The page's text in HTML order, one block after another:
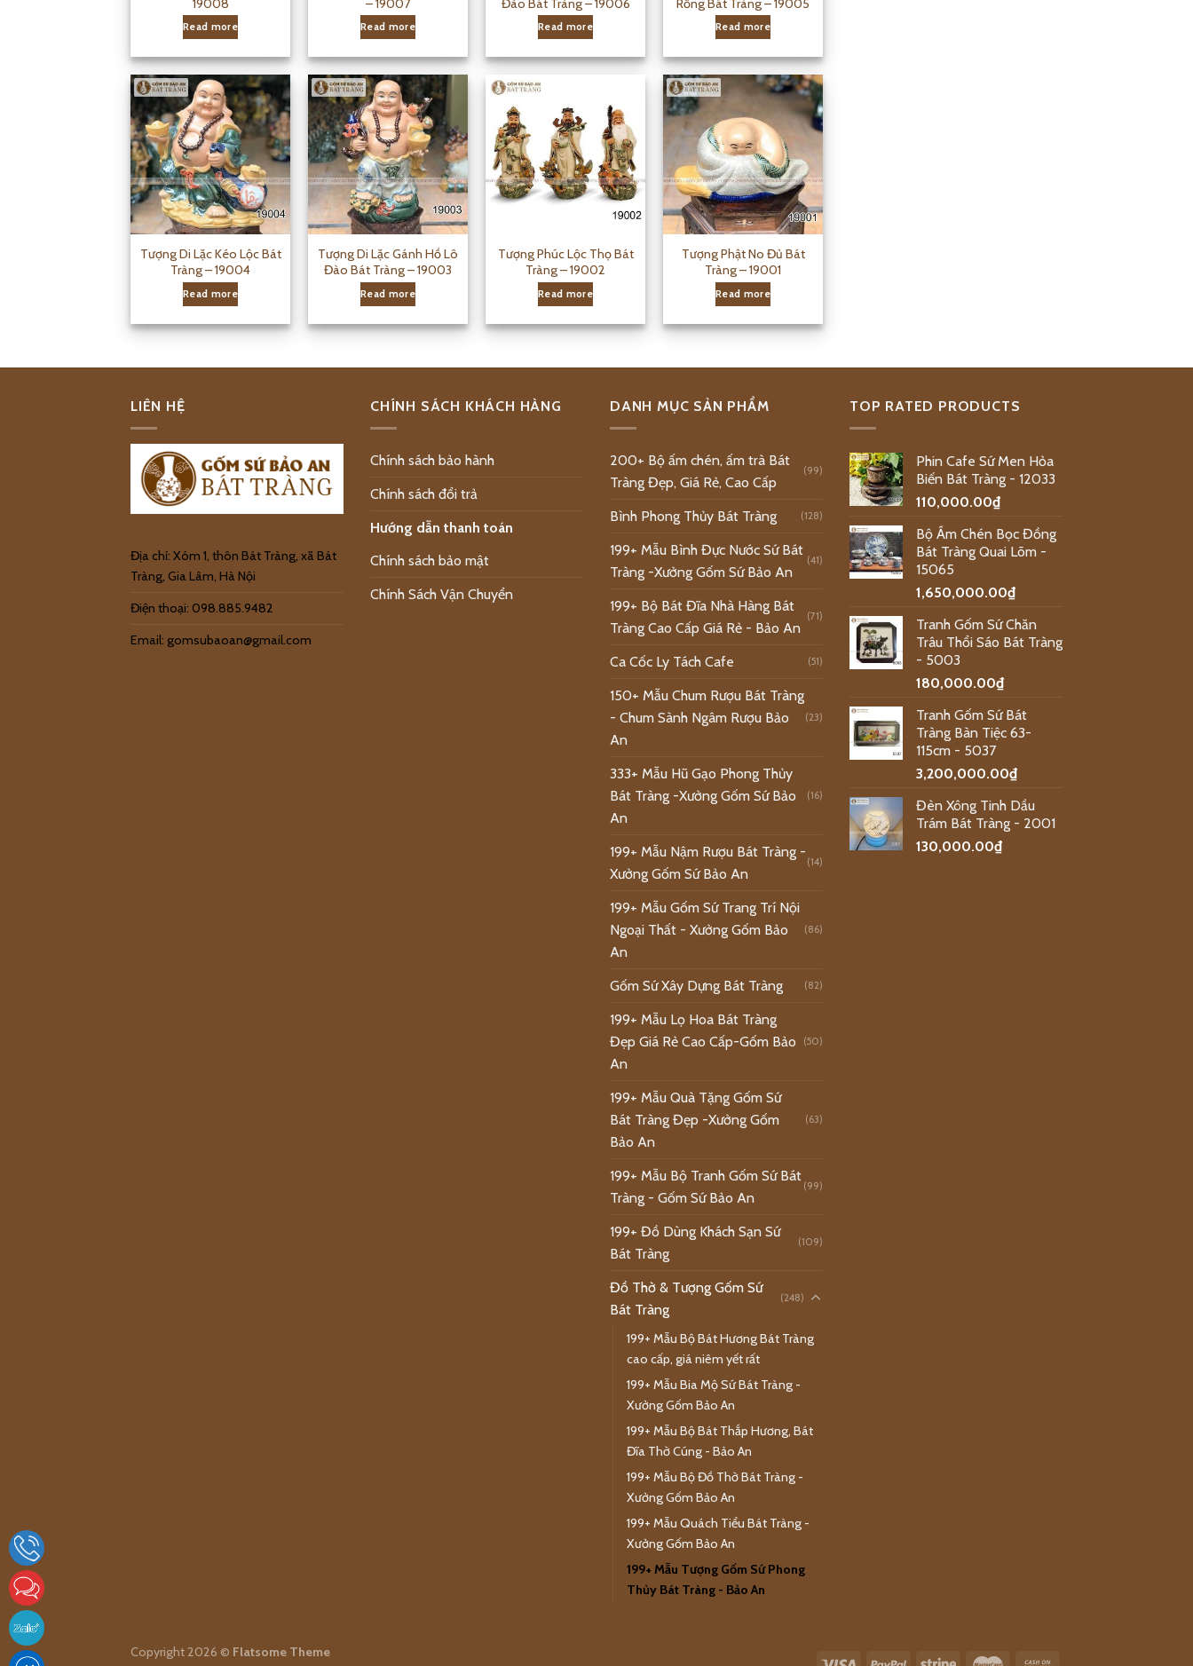
Read more Read more Read more Read more
Tượng Di Lặc Kéo Lộc Bát
Tràng – 19004
Read more
Tượng Di Lặc Gánh Hồ Lô
Đào Bát Tràng – 19003
Read more
Tượng Phúc Lộc Thọ Bát
Tràng – 19002
Read more
Tượng Phật No Đủ Bát
Tràng – 19001
Read more
LIÊN HỆ
Địa chỉ: Xóm 1, thôn Bát Tràng, xã Bát
Tràng, Gia Lâm, Hà Nội
Điện thoại: 098.885.9482
Email: gomsubaoan@gmail.com
CHÍNH SÁCH KHÁCH HÀNG
Chính sách bảo hành
Chính sách đổi trả
Hướng dẫn thanh toán
Chính sách bảo mật
Chính Sách Vận Chuyển
DANH MỤC SẢN PHẨM
200+ Bộ ấm chén, ấm trà Bát
Tràng Đẹp, Giá Rẻ, Cao Cấp
(99)
Bình Phong Thủy Bát Tràng (128)
199+ Mẫu Bình Đực Nước Sứ Bát
Tràng -Xưởng Gốm Sứ Bảo An
(41)
199+ Bộ Bát Đĩa Nhà Hàng Bát
Tràng Cao Cấp Giá Rẻ - Bảo An
(71)
Ca Cốc Ly Tách Cafe (51)
150+ Mẫu Chum Rượu Bát Tràng
- Chum Sành Ngâm Rượu Bảo
An
(23)
333+ Mẫu Hũ Gạo Phong Thủy
Bát Tràng -Xưởng Gốm Sứ Bảo
An
(16)
199+ Mẫu Nậm Rượu Bát Tràng -
Xưởng Gốm Sứ Bảo An
(14)
199+ Mẫu Gốm Sứ Trang Trí Nội
Ngoại Thất - Xưởng Gốm Bảo
An
(86)
Gốm Sứ Xây Dựng Bát Tràng (82)
199+ Mẫu Lọ Hoa Bát Tràng
Đẹp Giá Rẻ Cao Cấp-Gốm Bảo
An
(50)
199+ Mẫu Quà Tặng Gốm Sứ
Bát Tràng Đẹp -Xưởng Gốm
Bảo An
(63)
199+ Mẫu Bộ Tranh Gốm Sứ Bát
Tràng - Gốm Sứ Bảo An
(99)
199+ Đồ Dùng Khách Sạn Sứ
Bát Tràng
(109)
Đồ Thờ & Tượng Gốm Sứ
Bát Tràng
(248)
199+ Mẫu Bộ Bát Hương Bát Tràng
cao cấp, giá niêm yết rất
199+ Mẫu Bia Mộ Sứ Bát Tràng -
Xưởng Gốm Bảo An
199+ Mẫu Bộ Bát Thắp Hương, Bát
Đĩa Thờ Cúng - Bảo An
199+ Mẫu Bộ Đồ Thờ Bát Tràng -
Xưởng Gốm Bảo An
199+ Mẫu Quách Tiểu Bát Tràng -
Xưởng Gốm Bảo An
199+ Mẫu Tượng Gốm Sứ Phong
Thủy Bát Tràng - Bảo An
TOP RATED PRODUCTS
Phin Cafe Sứ Men Hỏa
Biến Bát Tràng - 12033
110,000.00₫
Bộ Ấm Chén Bọc Đồng
Bát Tràng Quai Lõm -
15065
1,650,000.00₫
Tranh Gốm Sứ Chăn
Trâu Thổi Sáo Bát Tràng
- 5003
180,000.00₫
Tranh Gốm Sứ Bát
Tràng Bàn Tiệc 63-
115cm - 5037
3,200,000.00₫
Đèn Xông Tinh Dầu
Trám Bát Tràng - 2001
130,000.00₫
Copyright 2026 © Flatsome Theme